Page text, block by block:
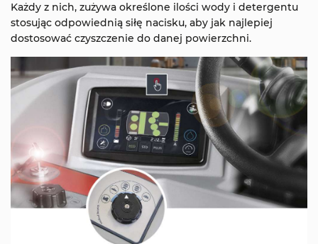
Każdy z nich, zużywa określone ilości wody i detergentu
stosując odpowiednią siłę nacisku, aby jak najlepiej
dostosować czyszczenie do danej powierzchni.